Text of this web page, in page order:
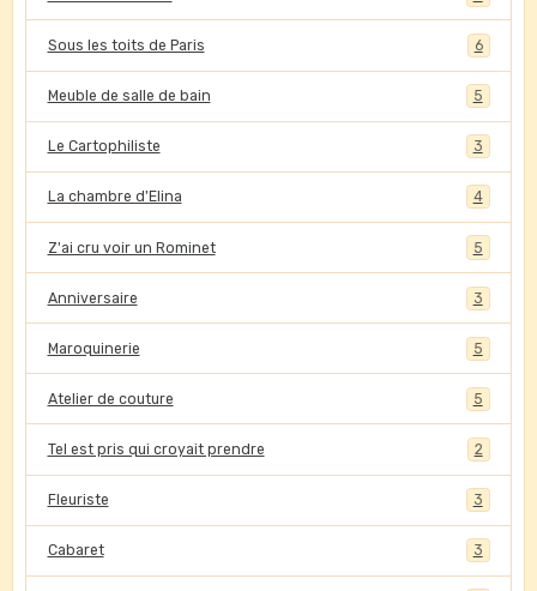
Sous les toits de Paris 6
Meuble de salle de bain 5
Le Cartophiliste 3
La chambre d'Elina 4
Z'ai cru voir un Rominet 5
Anniversaire 3
Maroquinerie 5
Atelier de couture 5
Tel est pris qui croyait prendre 2
Fleuriste 3
Cabaret 3